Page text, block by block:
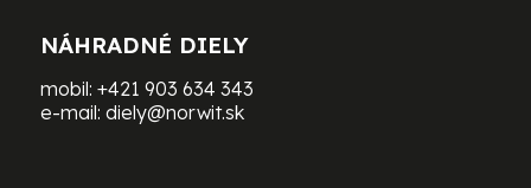
NÁHRADNÉ DIELY
mobil: +421 903 634 343
e-mail: diely@norwit.sk